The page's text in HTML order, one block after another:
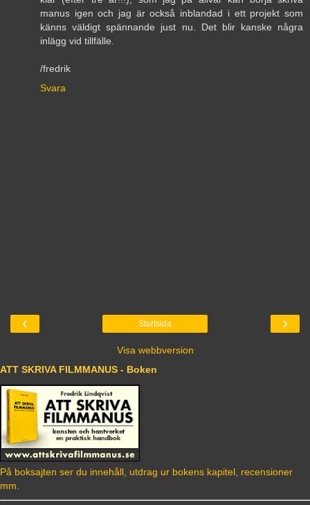
manus igen och jag är också inblandad i ett projekt som
känns väldigt spännande just nu. Det blir kanske några
inlägg vid tillfälle.
/fredrik
Svara
‹ ›
Startsida
Visa webbversion
ATT SKRIVA FILMMANUS - Boken
På boksajten ser du innehåll, utdrag ur bokens kapitel, recensioner
mm.